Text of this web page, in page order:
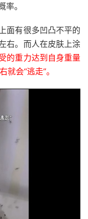
。
面有很多凹凸不平的
右。而人在皮肤上涂
的重力达到自身重量
会“逃走”。